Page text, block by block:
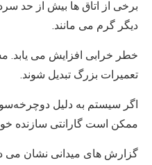
برخی از اتاق ها بیش از حد
دیگر گرم می مانند.
خطر خرابی افزایش می یابد.
تعمیرات بزرگ تبدیل شوند.
اگر سیستم به دلیل
ممکن است گارانتی سازنده
گزارش های میدانی نشان می